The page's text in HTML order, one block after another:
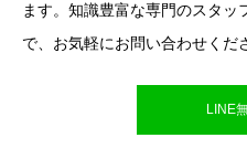
ます。知識豊富な専門のスタ
で、お気軽にお問い合わせくだ
LINE